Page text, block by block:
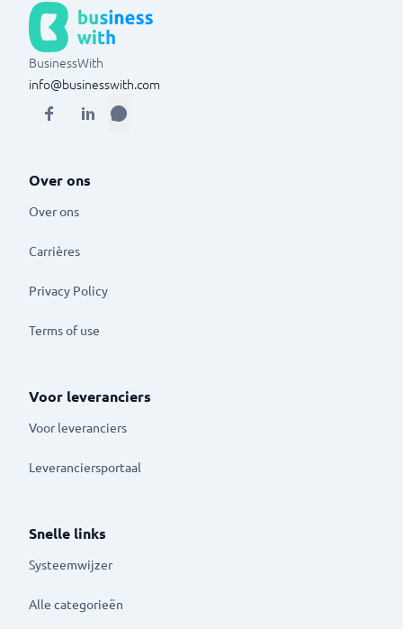
BusinessWith
info@businesswith.com
Over ons
Over ons
Carrières
Privacy Policy
Terms of use
Voor leveranciers
Voor leveranciers
Leveranciersportaal
Snelle links
Systeemwijzer
Alle categorieën